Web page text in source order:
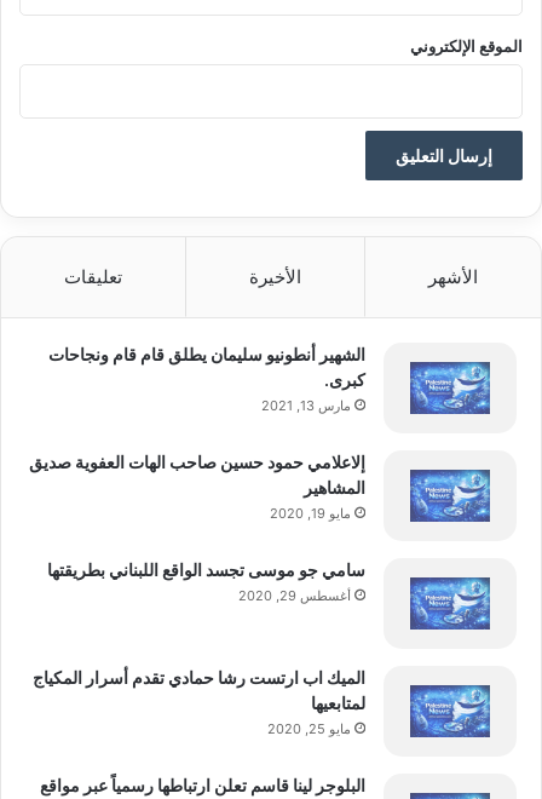
الموقع الإلكتروني
الأشهر الأخيرة تعليقات
الشهير أنطونيو سليمان يطلق قام قام ونجاحات
كبرى.
مارس 13, 2021
إلاعلامي حمود حسين صاحب الهات العفوية صديق
المشاهير
مايو 19, 2020
سامي جو موسى تجسد الواقع اللبناني بطريقتها
أغسطس 29, 2020
الميك اب ارتست رشا حمادي تقدم أسرار المكياج
لمتابعيها
مايو 25, 2020
البلوجر لينا قاسم تعلن ارتباطها رسمياً عبر مواقع